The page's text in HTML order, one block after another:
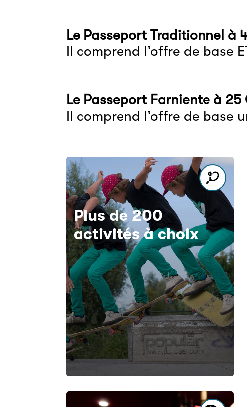
Le Passeport Traditionnel à
Il comprend l’offre de base
Le Passeport Farniente à 25
Il comprend l’offre de base
Plus de 200
activités à choix